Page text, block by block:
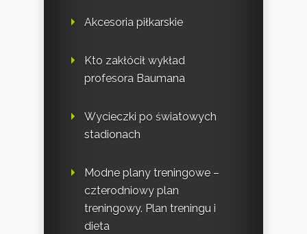
Akcesoria piłkarskie
Kto zakłócił wykład
profesora Baumana
Wycieczki po światowych
stadionach
Modne plany treningowe –
czterodniowy plan
treningowy. Plan treningu i
dieta